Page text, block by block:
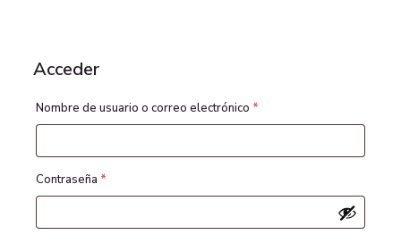
Acceder
Nombre de usuario o correo electrónico *Obligatorio
Contraseña *Obligatorio